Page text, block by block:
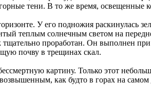
тени. В то же время,
У его подножия раскинулась
теплым солнечным светом на
проработан. Он выполнен
почву в трещинах скал.
картину. Только этот
как будто в горах на